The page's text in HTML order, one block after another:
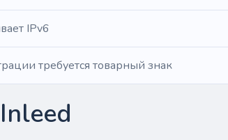
IPv6
требуется товарный знак